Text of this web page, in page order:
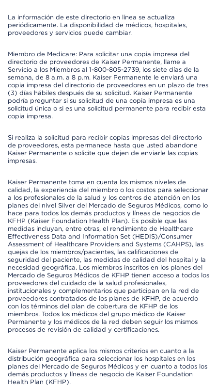
La información de este directorio en línea se actualiza
periódicamente. La disponibilidad de médicos, hospitales,
proveedores y servicios puede cambiar.
Miembro de Medicare: Para solicitar una copia impresa del
directorio de proveedores de Kaiser Permanente, llame a
Servicio a los Miembros al 1-800-805-2739, los siete días de la
semana, de 8 a.m. a 8 p.m. Kaiser Permanente le enviará una
copia impresa del directorio de proveedores en un plazo de tres
(3) días hábiles después de su solicitud. Kaiser Permanente
podría preguntar si su solicitud de una copia impresa es una
solicitud única o si es una solicitud permanente para recibir esta
copia impresa.
Si realiza la solicitud para recibir copias impresas del directorio
de proveedores, esta permanece hasta que usted abandone
Kaiser Permanente o solicite que dejen de enviarle las copias
impresas.
Kaiser Permanente toma en cuenta los mismos niveles de
calidad, la experiencia del miembro o los costos para seleccionar
a los profesionales de la salud y los centros de atención en los
planes del nivel Silver del Mercado de Seguros Médicos, como lo
hace para todos los demás productos y líneas de negocios de
KFHP (Kaiser Foundation Health Plan). Es posible que las
medidas incluyan, entre otras, el rendimiento de Healthcare
Effectiveness Data and Information Set (HEDIS)/Consumer
Assessment of Healthcare Providers and Systems (CAHPS), las
quejas de los miembros/pacientes, las calificaciones de
seguridad del paciente, las medidas de calidad del hospital y la
necesidad geográfica. Los miembros inscritos en los planes del
Mercado de Seguros Médicos de KFHP tienen acceso a todos los
proveedores del cuidado de la salud profesionales,
institucionales y complementarios que participan en la red de
proveedores contratados de los planes de KFHP, de acuerdo
con los términos del plan de cobertura de KFHP de los
miembros. Todos los médicos del grupo médico de Kaiser
Permanente y los médicos de la red deben seguir los mismos
procesos de revisión de calidad y certificaciones.
Kaiser Permanente aplica los mismos criterios en cuanto a la
distribución geográfica para seleccionar los hospitales en los
planes del Mercado de Seguros Médicos y en cuanto a todos los
demás productos y líneas de negocio de Kaiser Foundation
Health Plan (KFHP).